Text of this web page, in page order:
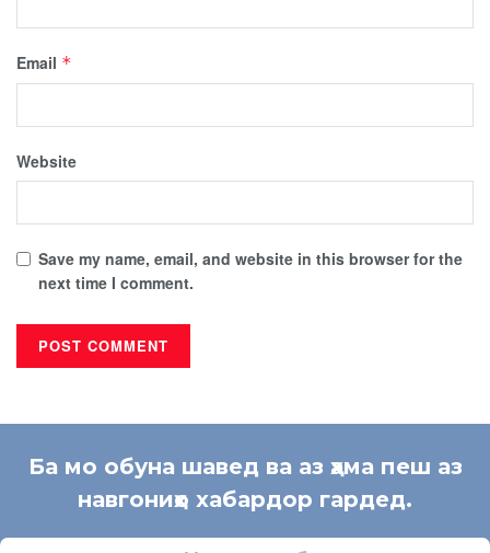
Email *
Website
Save my name, email, and website in this browser for the
next time I comment.
Ба мо обуна шавед ва аз ҳама пеш аз
навгониҳо хабардор гардед.